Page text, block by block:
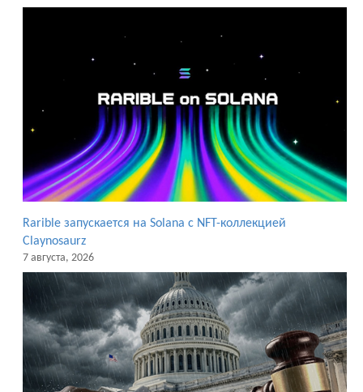
Rarible запускается на Solana с NFT-коллекцией
Claynosaurz
7 августа, 2026